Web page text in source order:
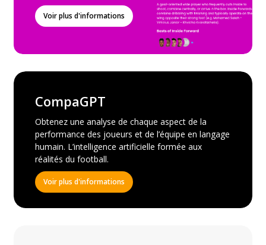
Voir plus d'informations
CompaGPT
Obtenez une analyse de chaque aspect de la
performance des joueurs et de l’équipe en langage
humain. L’intelligence artificielle formée aux
réalités du football.
Voir plus d'informations